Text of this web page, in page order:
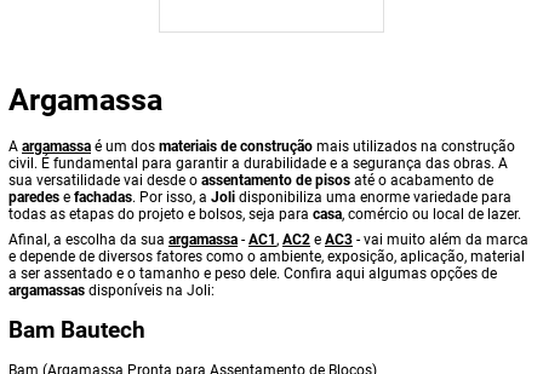
Argamassa
A argamassa é um dos materiais de construção mais utilizados na construção
civil. É fundamental para garantir a durabilidade e a segurança das obras. A
sua versatilidade vai desde o assentamento de pisos até o acabamento de
paredes e fachadas. Por isso, a Joli disponibiliza uma enorme variedade para
todas as etapas do projeto e bolsos, seja para casa, comércio ou local de lazer.
Afinal, a escolha da sua argamassa - AC1 , AC2 e AC3 - vai muito além da marca
e depende de diversos fatores como o ambiente, exposição, aplicação, material
a ser assentado e o tamanho e peso dele. Confira aqui algumas opções de
argamassas disponíveis na Joli:
Bam Bautech
Bam (Argamassa Pronta para Assentamento de Blocos)